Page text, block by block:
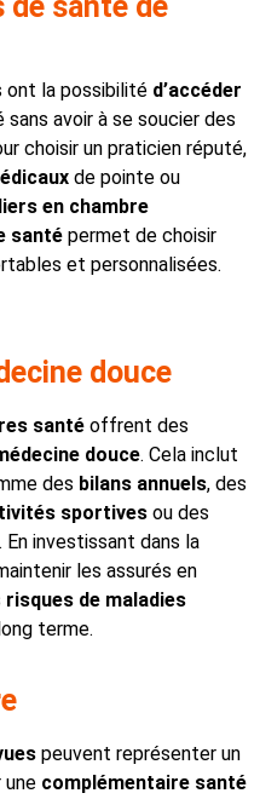
ont la possibilité d’accéder
avoir à se soucier des
choisir un praticien réputé,
de pointe ou
en chambre
santé permet de choisir
et personnalisées.
douce
santé offrent des
douce. Cela inclut
des bilans annuels, des
sportives ou des
. En investissant dans la
les assurés en
risques de maladies
terme.
peuvent représenter un
une complémentaire santé